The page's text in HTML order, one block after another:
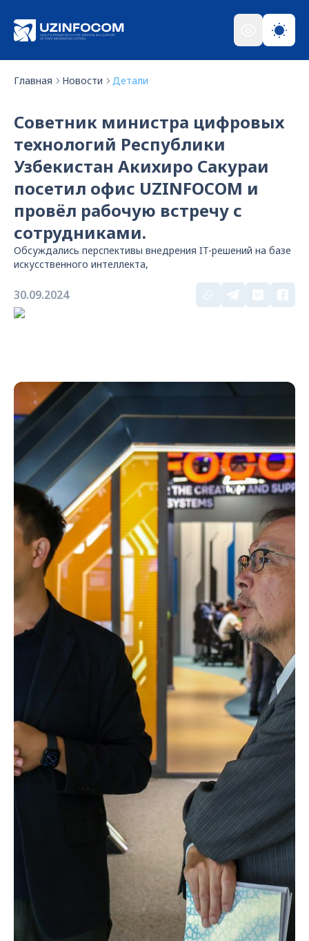
Главная Новости Детали
Советник министра цифровых
технологий Республики
Узбекистан Акихиро Сакураи
посетил офис UZINFOCOM и
провёл рабочую встречу с
сотрудниками.
Обсуждались перспективы внедрения IT-решений на базе
искусственного интеллекта,
30.09.2024